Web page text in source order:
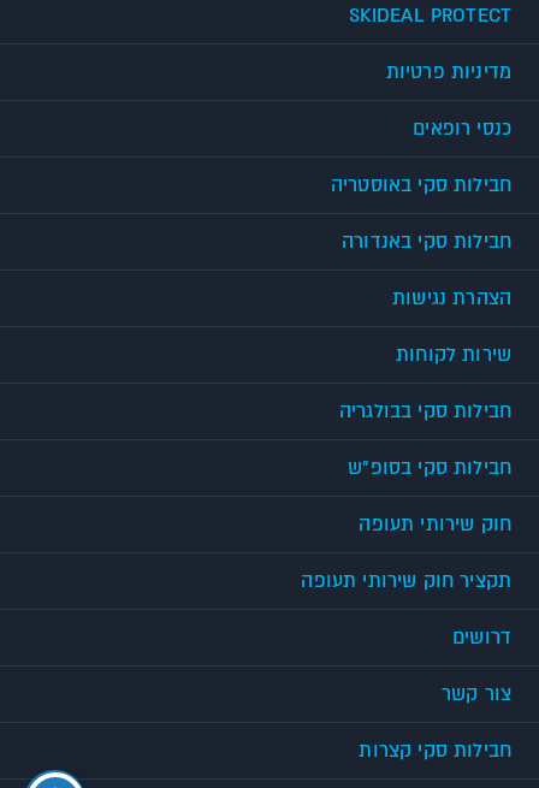
SKIDEAL PROTECT
מדיניות פרטיות
כנסי רופאים
חבילות סקי באוסטריה
חבילות סקי באנדורה
הצהרת נגישות
שירות לקוחות
חבילות סקי בבולגריה
חבילות סקי בסופ"ש
חוק שירותי תעופה
תקציר חוק שירותי תעופה
דרושים
צור קשר
חבילות סקי קצרות